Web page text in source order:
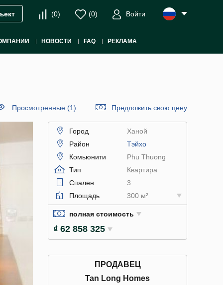
(0) (0) Войти
НОВОСТИ FAQ РЕКЛАМА
Просмотренные (1) Предложить свою цену
Город
Ханой
Район
Тэйхо
Комьюнити
Phu Thuong
Тип
Квартира
Спален
3
Площадь
300 м²
полная стоимость
₫ 62 858 325
ПРОДАВЕЦ
Tan Long Homes